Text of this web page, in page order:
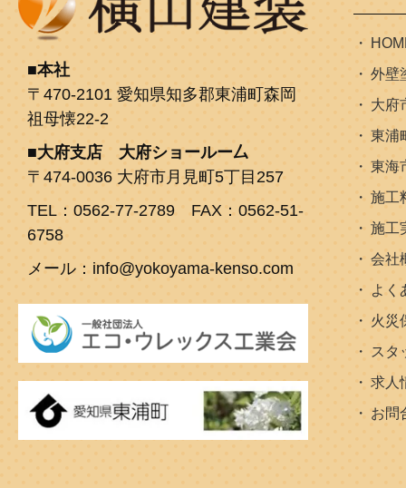
本社
〒470-2101 愛知県知多郡東浦町森岡
祖母懐22-2
大府支店 大府ショールー厶
〒474-0036 大府市月見町5丁目257
TEL：0562-77-2789 FAX：0562-51-
6758
メール：info@yokoyama-kenso.com
外壁
大府
東浦
東海
施工
施工
会社
よく
火災
スタ
求人
お問